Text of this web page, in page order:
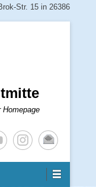
Str. 15 in 26386